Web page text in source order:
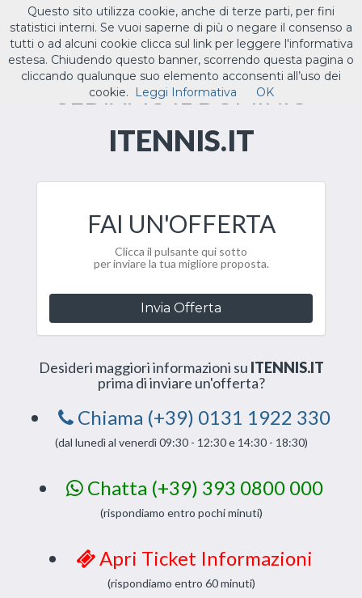
Toggle
ILTUO.IT
CEDIAMO IL DOMINIO
ITENNIS.IT
FAI UN'OFFERTA
Clicca il pulsante qui sotto
per inviare la tua migliore proposta.
Invia Offerta
Desideri maggiori informazioni su ITENNIS.IT
prima di inviare un'offerta?
Chiama (+39) 0131 1922 330
(dal lunedì al venerdì 09:30 - 12:30 e 14:30 - 18:30)
Chatta (+39) 393 0800 000
(rispondiamo entro pochi minuti)
Apri Ticket Informazioni
(rispondiamo entro 60 minuti)
Questo sito utilizza cookie, anche di terze parti, per fini
statistici interni. Se vuoi saperne di più o negare il consenso a
tutti o ad alcuni cookie clicca sul link per leggere l'informativa
estesa. Chiudendo questo banner, scorrendo questa pagina o
cliccando qualunque suo elemento acconsenti all’uso dei
cookie.
Leggi Informativa OK